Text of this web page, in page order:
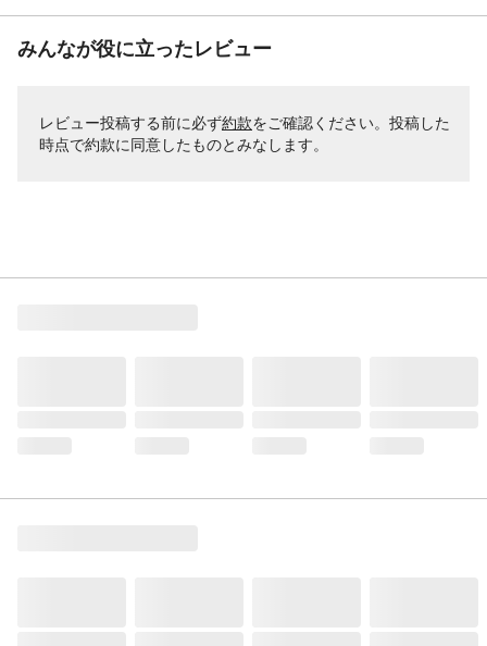
みんなが役に立ったレビュー
レビュー投稿する前に必ず約款をご確認ください。投稿した
時点で約款に同意したものとみなします。